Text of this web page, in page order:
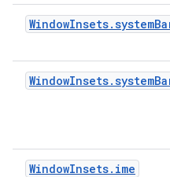
WindowInsets.ime